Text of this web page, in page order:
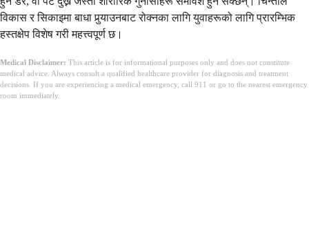
विकास र सिकाइमा बाधा पुर्‍याउनबाट रोक्नका लागि युवाहरूको लागि प्रारम्भिक
हस्तक्षेप विशेष गरी महत्त्वपूर्ण छ।
Medical Disclaimer: This article is for informational purposes only and does not constitute
medical advice. Always consult a qualified healthcare provider for diagnosis and treatment
decisions. If you are experiencing a medical emergency, call 911 or go to the nearest emergency
room immediately.